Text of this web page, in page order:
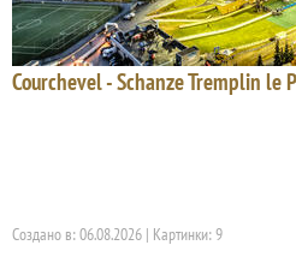
Courchevel - Schanze Tremplin le
Создано в: 06.08.2026 | Картинки: 9